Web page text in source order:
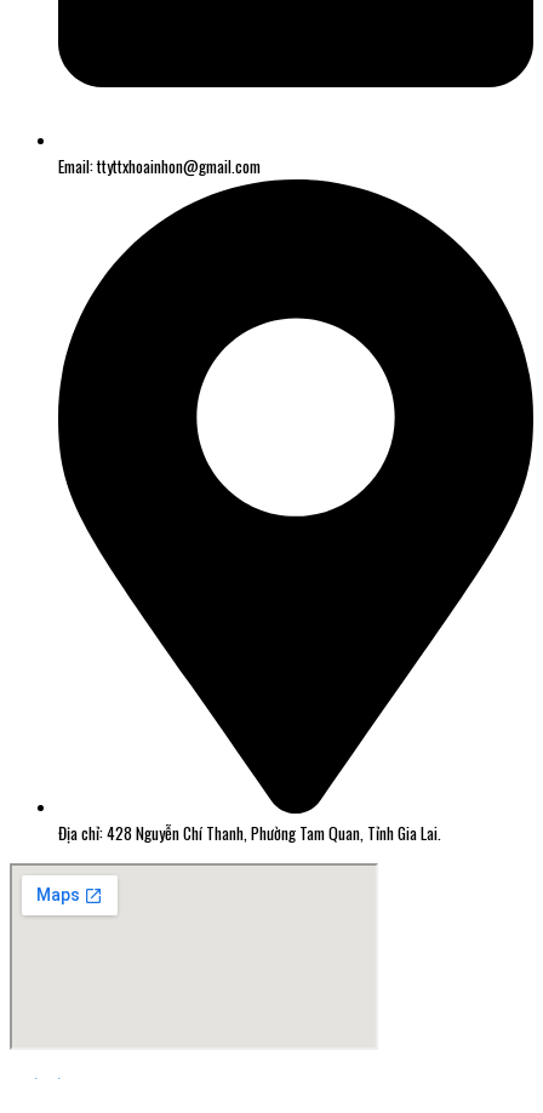
Email: ttyttxhoainhon@gmail.com
Địa chỉ: 428 Nguyễn Chí Thanh, Phường Tam Quan, Tỉnh Gia Lai.
Thiết kế web Quy Nhơn Greensoft.vn